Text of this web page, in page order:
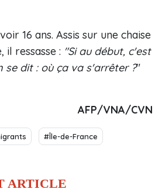
16 ans. Assis sur une chaise
il ressasse : "Si au début, c'est
se dit : où ça va s'arrêter ?"
AFP/VNA/CVN
#Île-de-France